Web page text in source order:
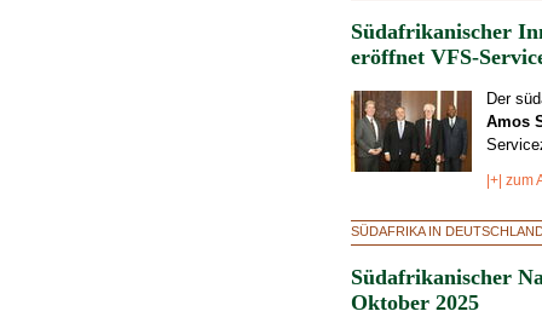
Südafrikanischer
eröffnet VFS-
Der
Amos
|+| zum
SÜDAFRIKA IN
Südafrikanischer
Oktober 2025